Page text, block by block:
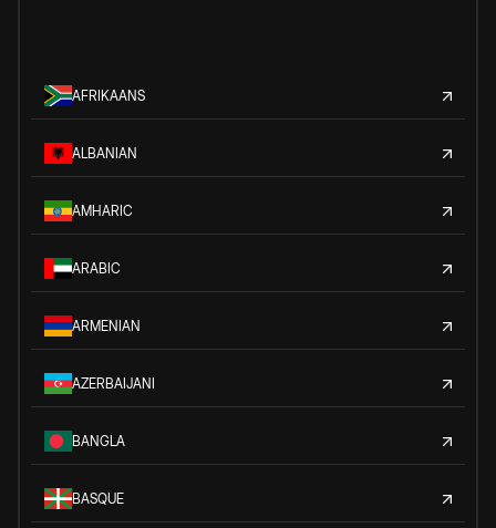
AFRIKAANS
ALBANIAN
AMHARIC
ARABIC
ARMENIAN
AZERBAIJANI
BANGLA
BASQUE